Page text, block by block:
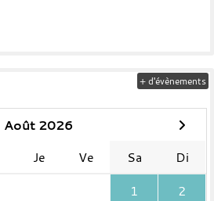
Août 2026
Je Ve Sa
Di
1
2
+ d'évènements